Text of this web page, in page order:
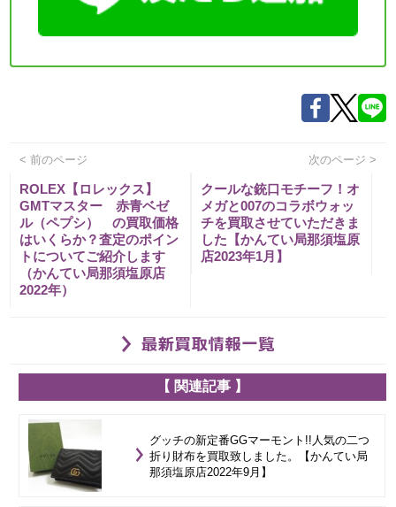
< 前のページ 次のページ >
ROLEX【ロレックス】
GMTマスター 赤青ベゼ
ル（ペプシ） の買取価格
はいくらか？査定のポイン
トについてご紹介します
（かんてい局那須塩原店
2022年）
クールな銃口モチーフ！オ
メガと007のコラボウォッ
チを買取させていただきま
した【かんてい局那須塩原
店2023年1月】
【 関連記事 】
グッチの新定番GGマーモント!!人気の二つ
折り財布を買取致しました。【かんてい局
那須塩原店2022年9月】